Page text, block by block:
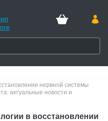
нервной системы
актуальные новости и
в восстановлении